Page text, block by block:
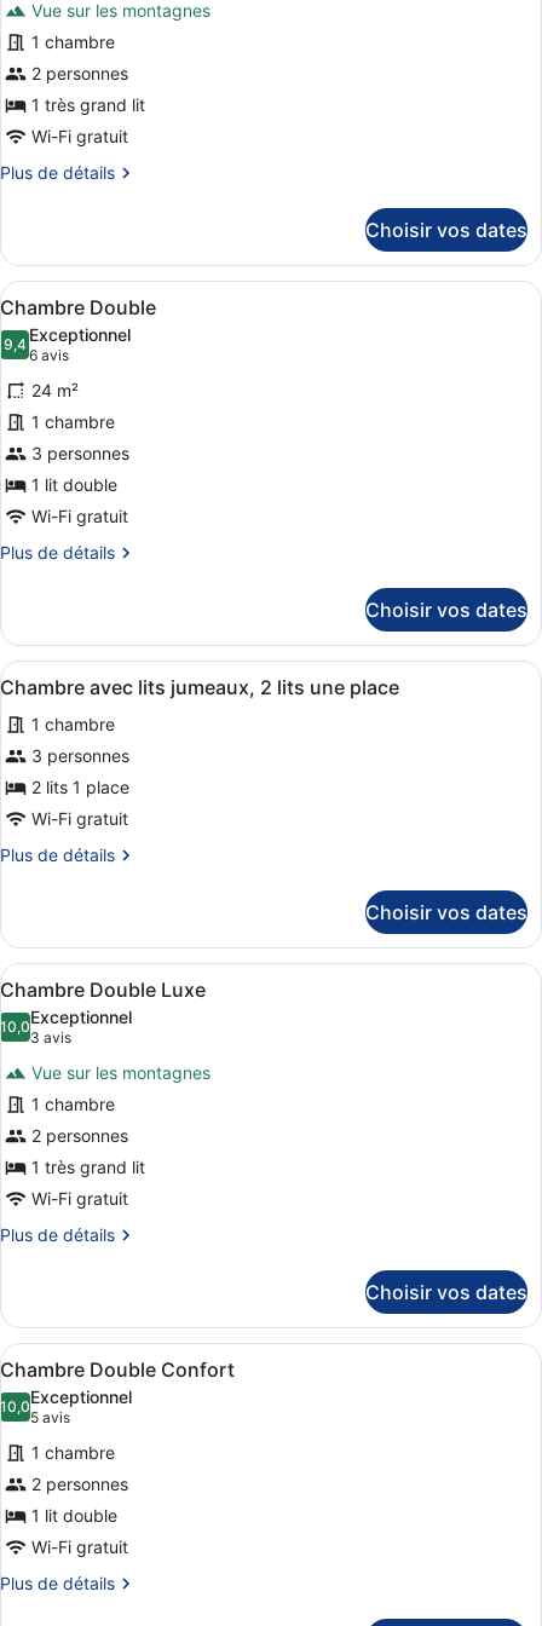
pour
ce
type
de
chambre :
Chambre
très
grand
lit
Vue sur les montagnes
1 chambre
2 personnes
1 très grand lit
Wi-Fi gratuit
Plus de détails
Plus
le
type
de
chambre
Chambre
Deluxe,
très
grand
lit
Choisir vos dates
Afficher
toutes
les
photos
pour
ce
type
de
chambre :
Chambre
Literie de qualité supérieure,
9
Chambre Double
9,49,4 sur 10
Exceptionnel
6 avis
(6 avis)
24 m²
1 chambre
3 personnes
1 lit double
Wi-Fi gratuit
Plus de détails
Plus
le
type
de
Chambre
Double
Choisir vos dates
Afficher
toutes
les
photos
pour
ce
de
avec
lits
jumeaux,
2
lits
une
place
Une chambre d’hôtel avec deux
9
Chambre avec lits jumeaux, 2 lits une place
1 chambre
3 personnes
2 lits 1 place
Wi-Fi gratuit
Plus de détails
Plus
le
type
de
chambre
Chambre
avec
lits
jumeaux,
2
lits
une
place
Choisir vos dates
Afficher
toutes
les
photos
pour
ce
type
de
chambre :
Chambre
Un lit avec une tête de lit
4
Chambre Double Luxe
10,010,0 sur 10
Exceptionnel
3 avis
(3 avis)
Vue sur les montagnes
1 chambre
2 personnes
1 très grand lit
Wi-Fi gratuit
Plus de détails
Plus
le
type
de
chambre
Chambre
Double
Luxe
Choisir vos dates
Afficher
toutes
les
photos
pour
ce
type
de
chambre :
Une chambre avec un grand lit,
5
Chambre Double Confort
10,010,0 sur 10
Exceptionnel
5 avis
(5 avis)
1 chambre
2 personnes
1 lit double
Wi-Fi gratuit
Plus de détails
Plus